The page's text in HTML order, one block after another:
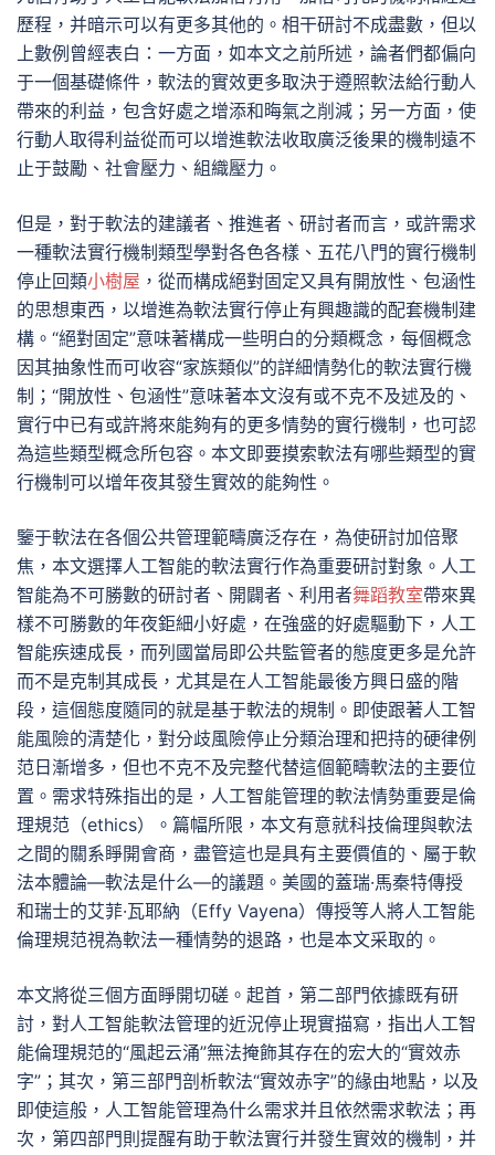
歷程，并暗示可以有更多其他的。相干研討不成盡數，但以
上數例曾經表白：一方面，如本文之前所述，論者們都偏向
于一個基礎條件，軟法的實效更多取決于遵照軟法給行動人
帶來的利益，包含好處之增添和晦氣之削減；另一方面，使
行動人取得利益從而可以增進軟法收取廣泛後果的機制遠不
止于鼓勵、社會壓力、組織壓力。
但是，對于軟法的建議者、推進者、研討者而言，或許需求
一種軟法實行機制類型學對各色各樣、五花八門的實行機制
停止回類小樹屋 ，從而構成絕對固定又具有開放性、包涵性
的思想東西，以增進為軟法實行停止有興趣識的配套機制建
構。“絕對固定”意味著構成一些明白的分類概念，每個概念
因其抽象性而可收容“家族類似”的詳細情勢化的軟法實行機
制；“開放性、包涵性”意味著本文沒有或不克不及述及的、
實行中已有或許將來能夠有的更多情勢的實行機制，也可認
為這些類型概念所包容。本文即要摸索軟法有哪些類型的實
行機制可以增年夜其發生實效的能夠性。
鑒于軟法在各個公共管理範疇廣泛存在，為使研討加倍聚
焦，本文選擇人工智能的軟法實行作為重要研討對象。人工
智能為不可勝數的研討者、開闢者、利用者舞蹈教室帶來異
樣不可勝數的年夜鉅細小好處，在強盛的好處驅動下，人工
智能疾速成長，而列國當局即公共監管者的態度更多是允許
而不是克制其成長，尤其是在人工智能最後方興日盛的階
段，這個態度隨同的就是基于軟法的規制。即使跟著人工智
能風險的清楚化，對分歧風險停止分類治理和把持的硬律例
范日漸增多，但也不克不及完整代替這個範疇軟法的主要位
置。需求特殊指出的是，人工智能管理的軟法情勢重要是倫
理規范（ethics）。篇幅所限，本文有意就科技倫理與軟法
之間的關系睜開會商，盡管這也是具有主要價值的、屬于軟
法本體論—軟法是什么—的議題。美國的蓋瑞·馬秦特傳授
和瑞士的艾菲·瓦耶納（Effy Vayena）傳授等人將人工智能
倫理規范視為軟法一種情勢的退路，也是本文采取的。
本文將從三個方面睜開切磋。起首，第二部門依據既有研
討，對人工智能軟法管理的近況停止現實描寫，指出人工智
能倫理規范的“風起云涌”無法掩飾其存在的宏大的“實效赤
字”；其次，第三部門剖析軟法“實效赤字”的緣由地點，以及
即使這般，人工智能管理為什么需求并且依然需求軟法；再
次，第四部門則提醒有助于軟法實行并發生實效的機制，并